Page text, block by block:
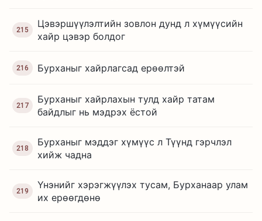
215
Цэвэршүүлэлтийн зовлон дунд л хүмүүсийн
хайр цэвэр болдог
216 Бурханыг хайрлагсад ерөөлтэй
217
Бурханыг хайрлахын тулд хайр татам
байдлыг нь мэдрэх ёстой
218
Бурханыг мэддэг хүмүүс л Түүнд гэрчлэл
хийж чадна
219
Үнэнийг хэрэгжүүлэх тусам, Бурханаар улам
их ерөөгдөнө